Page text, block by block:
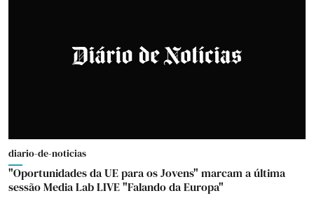
diario-de-noticias
"Oportunidades da UE para os Jovens" marcam a última
sessão Media Lab LIVE "Falando da Europa"